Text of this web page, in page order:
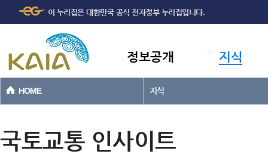
본문바로가기
이 누리집은 대한민국 공식 전자정부 누리집입니다.
정보공개 지식
HOME 지식
국토교통 인사이트